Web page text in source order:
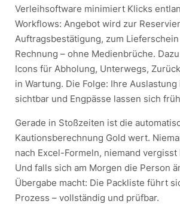
Verleihsoftware minimiert Klicks
Workflows: Angebot wird zur
Auftragsbestätigung, zum
Rechnung – ohne Medienbrüche.
Icons für Abholung, Unterwegs,
in Wartung. Die Folge: Ihre
sichtbar und Engpässe lassen sich
Gerade in Stoßzeiten ist die
Kautionsberechnung Gold wert.
nach Excel-Formeln, niemand
Und falls sich am Morgen die Person
Übergabe macht: Die Packliste führt
Prozess – vollständig und prüfbar.